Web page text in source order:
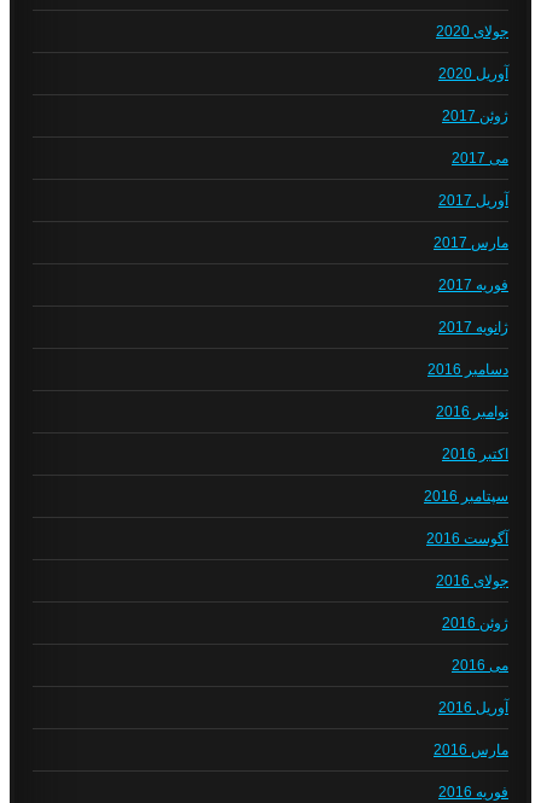
جولای 2020
آوریل 2020
ژوئن 2017
می 2017
آوریل 2017
مارس 2017
فوریه 2017
ژانویه 2017
دسامبر 2016
نوامبر 2016
اکتبر 2016
سپتامبر 2016
آگوست 2016
جولای 2016
ژوئن 2016
می 2016
آوریل 2016
مارس 2016
فوریه 2016